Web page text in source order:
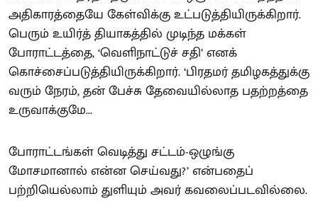
அதிகாரத்தையே கேள்விக்கு உட்படுத்தியிருக்கிறார்.
பெரும் உயிர்த் தியாகத்தில் முடிந்த மக்கள்
போராட்டத்தை, ‘வெளிநாட்டுச் சதி’ எனக்
கொச்சைப்படுத்தியிருக்கிறார். ‘பிரதமர் தமிழகத்துக்கு
வரும் நேரம், தன் பேச்சு தேவையில்லாத பதற்றத்தை
உருவாக்குமே...
போராட்டங்கள் வெடித்து சட்டம்-ஒழுங்கு
மோசமானால் என்ன செய்வது?’ என்பதைப்
பற்றியெல்லாம் துளியும் அவர் கவலைப்படவில்லை.